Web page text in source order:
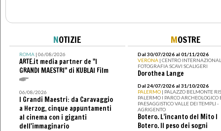
NOTIZIE
ROMA| 06/08/2026
ARTE.it media partner de "I
GRANDI MAESTRI" di KUBLAI Film
06/08/2026
I Grandi Maestri: da Caravaggio
a Herzog, cinque appuntamenti
al cinema con i giganti
dell'immaginario
MOSTRE
Dal 30/07/2026 al 01/11/2026
VERONA | CENTRO
FOTOGRAFIA SCAVI SCALIGERI
Dorothea Lange
Dal 24/07/2026 al 31/10/2026
PALERMO | PALAZZO BELMONTE
PALERMO I PARCO ARCHEOLOGICO
PAESAGGISTICO VALLE DEI TEMPLI -
AGRIGENTO
Botero. L’incanto del Mito I
Botero. Il peso dei sogni